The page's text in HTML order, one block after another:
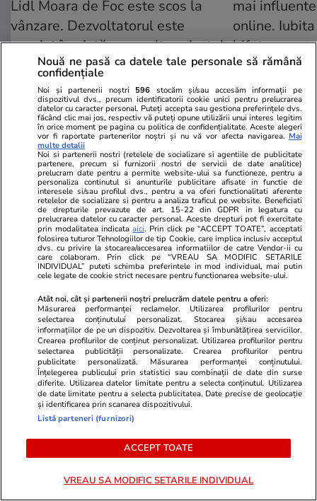
ZiaruldeIasi.ro
Proiectul imobiliar pregătit lângă
Lidl Moara de Foc este scos la
vânzare. Dezvoltatorul este
asociat în piață cu un alt proiect
de anvergură
Fanatik.ro
Isabel
influente
Iubita lui
un mare
ULTIMELE ȘTIRI
Fotbal 12 iul.
Final de poveste pe „Ion Oblemenco”!
Universitatea Craiova a luat Supercupa și a
completat sezonul perfect
Știri România
Radu Miruță a dat un ultimatum conducerii
portului Constanța în cazul exploziei dronei din
Ucraina: „Este obligatoriu”
Nouă ne pasă ca datele tale personale să rămână
confidențiale
Noi și partenerii noștri 596 stocăm și/sau accesăm informații pe
dispozitivul dvs., precum identificatorii cookie unici pentru prelucrarea
datelor cu caracter personal. Puteți accepta sau gestiona preferințele dvs.
făcând clic mai jos, respectiv vă puteți opune utilizării unui interes legitim
în orice moment pe pagina cu politica de confidențialitate. Aceste alegeri
vor fi raportate partenerilor noștri și nu vă vor afecta navigarea. Mai
multe detalii
Noi si partenerii nostri (retelele de socializare si agentiile de publicitate
partenere, precum si furnizorii nostri de servicii de date analitice)
prelucram date pentru a permite website-ului sa functioneze, pentru a
personaliza continutul si anunturile publicitare afisate in functie de
interesele si/sau profilul dvs., pentru a va oferi functionalitati aferente
retelelor de socializare si pentru a analiza traficul pe website. Beneficiati
de drepturile prevazute de art. 15-22 din GDPR in legatura cu
prelucrarea datelor cu caracter personal. Aceste drepturi pot fi exercitate
prin modalitatea indicataaici. Prin click pe “ACCEPT TOATE”, acceptati
folosirea tuturor Tehnologiilor de tip Cookie, care implica inclusiv acceptul
dvs. cu privire la stocarea/accesarea informatiilor de catre Vendor-ii cu
care colaboram. Prin click pe “VREAU SA MODIFIC SETARILE
INDIVIDUAL” puteti schimba preferintele in mod individual, mai putin
cele legate de cookie strict necesare pentru functionarea website-ului.
Atât noi, cât și partenerii noștri prelucrăm datele pentru a oferi:
Măsurarea performanței reclamelor. Utilizarea profilurilor pentru
selectarea conținutului personalizat. Stocarea și/sau accesarea
informațiilor de pe un dispozitiv. Dezvoltarea și îmbunătățirea serviciilor.
Crearea profilurilor de conținut personalizat. Utilizarea profilurilor pentru
selectarea publicității personalizate. Crearea profilurilor pentru
publicitate personalizată. Măsurarea performanței conținutului.
Înțelegerea publicului prin statistici sau combinații de date din surse
diferite. Utilizarea datelor limitate pentru a selecta conținutul. Utilizarea
de date limitate pentru a selecta publicitatea. Date precise de geolocație
și identificarea prin scanarea dispozitivului.
Listă parteneri (furnizori)
ACCEPT TOATE
VREAU SA MODIFIC SETARILE INDIVIDUAL